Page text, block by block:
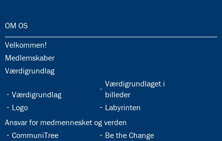
32.0:
OM OS
32.1:
Velkommen!
32.2:
Medlemskaber
32.3:
Værdigrundlag
32.4:
Værdigrundlag
32.5:
Værdigrundlaget i
billeder
32.6:
Logo 32.7:
Labyrinten
32.8:
Ansvar for medmennesket og verden
32.9:
CommuniTree 32.10:
Be the Change